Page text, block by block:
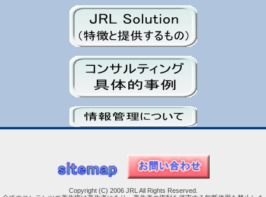
Copyright (C) 2006 JRL All Rights Reserved.